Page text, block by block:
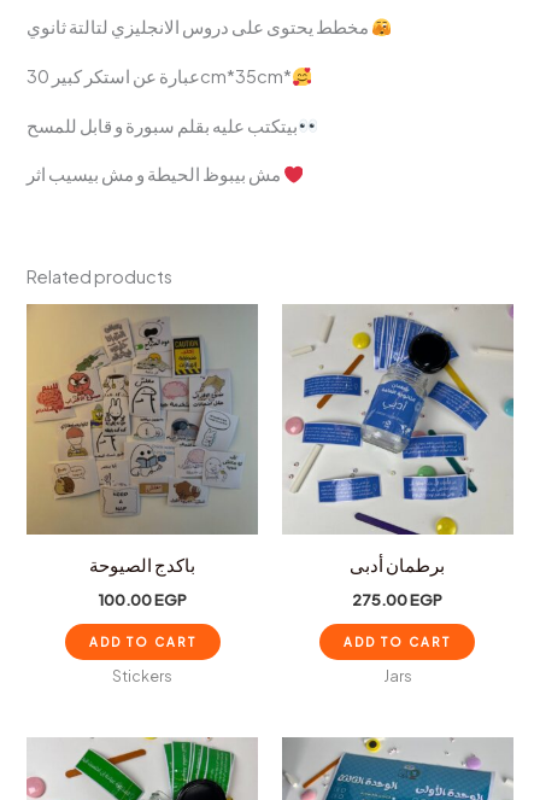
عبارة عن استكر كبير 30cm*35cm*
بيتكتب عليه بقلم سبورة و قابل للمسح
Related products
باكدج الصيوحة
100.00EGP
ADD TO CART
Stickers
برطمان أدبى
275.00EGP
ADD TO CART
Jars